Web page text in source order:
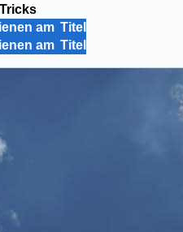
am Titel
am Titel